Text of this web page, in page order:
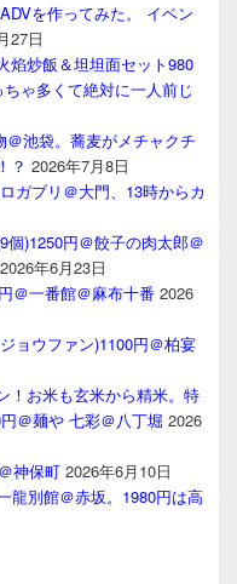
を作ってみた。 イベン
27日
焰炒飯＆坦坦面セット980
ゃ多くて絶対に一人前じ
池袋。蕎麦がメチャクチ
？ 2026年7月8日
ガブリ＠大門、13時からカ
)1250円＠餃子の肉太郎＠
2026年6月23日
＠一番館＠麻布十番 2026
ョウファン)1100円＠柏宴
！お米も玄米から精米。特
＠麺や 七彩＠八丁堀 2026
神保町 2026年6月10日
龍別館＠赤坂。1980円は高